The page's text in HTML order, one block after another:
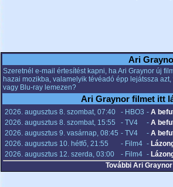
Ari
Szeretnél e-mail értesítést kapni, ha Ari Graynor új
hazai mozikba, valamelyik tévéadó épp lejátssza
vagy Blu-ray lemezen?
Ari Graynor filmet itt
2026. augusztus 8. szombat, 07:40 - HBO3 - A
2026. augusztus 8. szombat, 15:55
- TV4 - A
2026. augusztus 9. vasárnap, 08:45 - TV4 - A
2026. augusztus 10. hétfő, 21:55
- Film4 -
2026. augusztus 12. szerda, 03:00
- Film4 -
További Ari